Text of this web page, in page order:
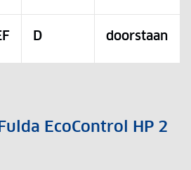
D doorstaan
EcoControl HP 2